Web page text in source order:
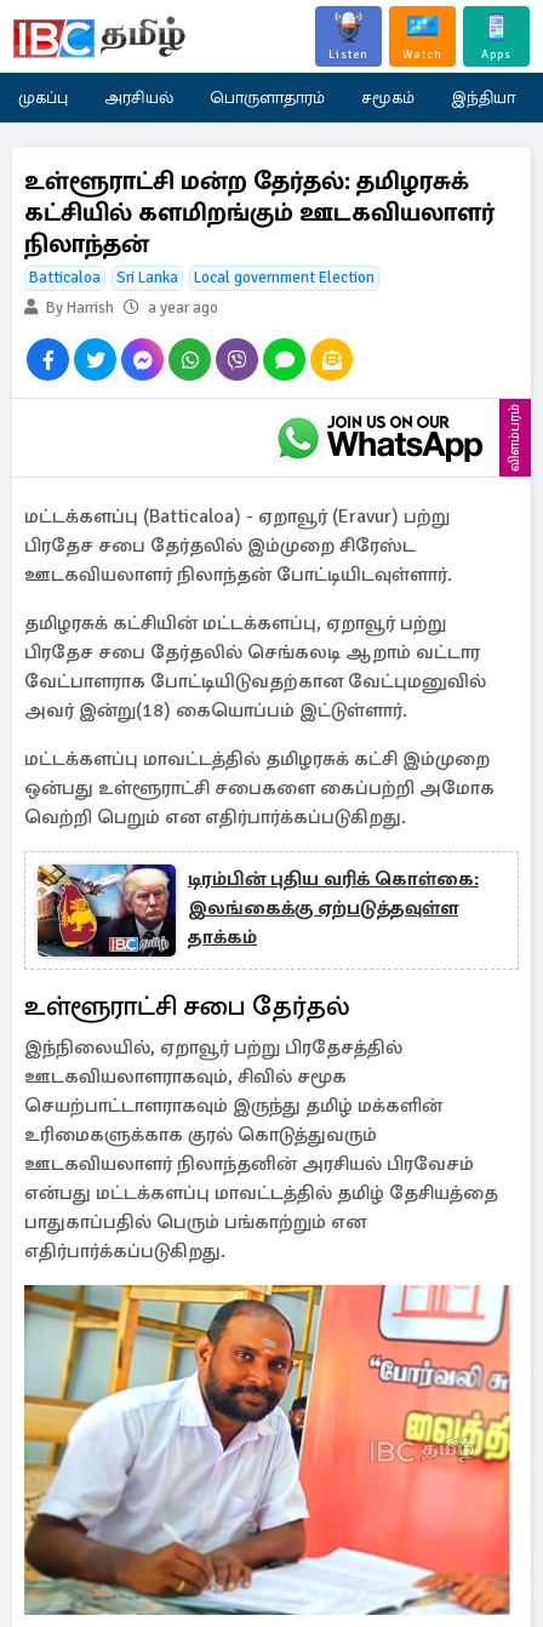
Listen Watch Apps
முகப்பு அரசியல் பொருளாதாரம் சமூகம் இந்தியா
உள்ளூராட்சி மன்ற தேர்தல்: தமிழரசுக்
கட்சியில் களமிறங்கும் ஊடகவியலாளர்
நிலாந்தன்
Batticaloa Sri Lanka
Local government Election
By Harrish
a year ago
விளம்பரம்
மட்டக்களப்பு (Batticaloa) - ஏறாவூர் (Eravur) பற்று
பிரதேச சபை தேர்தலில் இம்முறை சிரேஸ்ட
ஊடகவியலாளர் நிலாந்தன் போட்டியிடவுள்ளார்.
தமிழரசுக் கட்சியின் மட்டக்களப்பு, ஏறாவூர் பற்று
பிரதேச சபை தேர்தலில் செங்கலடி ஆறாம் வட்டார
வேட்பாளராக போட்டியிடுவதற்கான வேட்புமனுவில்
அவர் இன்று(18) கையொப்பம் இட்டுள்ளார்.
மட்டக்களப்பு மாவட்டத்தில் தமிழரசுக் கட்சி இம்முறை
ஒன்பது உள்ளூராட்சி சபைகளை கைப்பற்றி அமோக
வெற்றி பெறும் என எதிர்பார்க்கப்படுகிறது.
டிரம்பின் புதிய வரிக் கொள்கை:
இலங்கைக்கு ஏற்படுத்தவுள்ள
தாக்கம்
உள்ளூராட்சி சபை தேர்தல்
இந்நிலையில், ஏறாவூர் பற்று பிரதேசத்தில்
ஊடகவியலாளராகவும், சிவில் சமூக
செயற்பாட்டாளராகவும் இருந்து தமிழ் மக்களின்
உரிமைகளுக்காக குரல் கொடுத்துவரும்
ஊடகவியலாளர் நிலாந்தனின் அரசியல் பிரவேசம்
என்பது மட்டக்களப்பு மாவட்டத்தில் தமிழ் தேசியத்தை
பாதுகாப்பதில் பெரும் பங்காற்றும் என
எதிர்பார்க்கப்படுகிறது.